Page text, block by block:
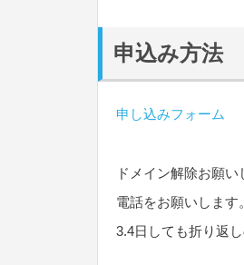
申込み方法
申し込みフォーム
ドメイン解除お願
電話をお願いします。
3.4日しても折り返